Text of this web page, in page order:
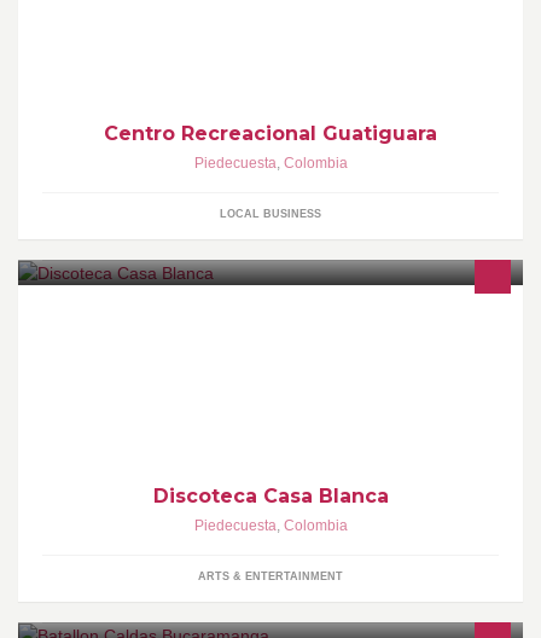
Centro Recreacional Guatiguara
Piedecuesta, Colombia
LOCAL BUSINESS
Discoteca Casa Blanca
Piedecuesta, Colombia
ARTS & ENTERTAINMENT